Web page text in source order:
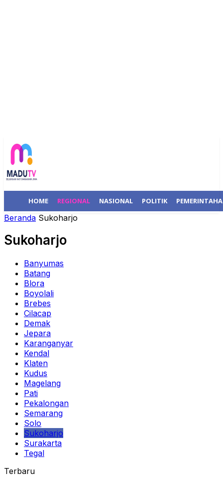
HOME REGIONAL NASIONAL POLITIK
Beranda Sukoharjo
Sukoharjo
Banyumas
Batang
Blora
Boyolali
Brebes
Cilacap
Demak
Jepara
Karanganyar
Kendal
Klaten
Kudus
Magelang
Pati
Pekalongan
Semarang
Solo
Sukoharjo
Surakarta
Tegal
Terbaru